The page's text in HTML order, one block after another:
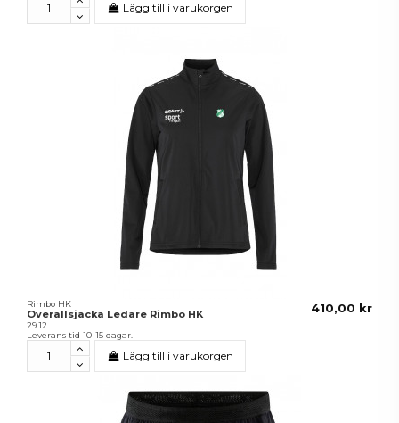
Lägg till i varukorgen
Rimbo HK
Overallsjacka Ledare Rimbo HK
29.12
410,00 kr
Leverans tid 10-15 dagar.
Lägg till i varukorgen